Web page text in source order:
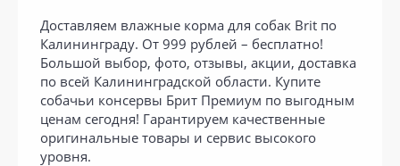
Доставляем влажные корма для собак Brit по
Калининграду. От 999 рублей – бесплатно!
Большой выбор, фото, отзывы, акции, доставка
по всей Калининградской области. Купите
собачьи консервы Брит Премиум по выгодным
ценам сегодня! Гарантируем качественные
оригинальные товары и сервис высокого
уровня.